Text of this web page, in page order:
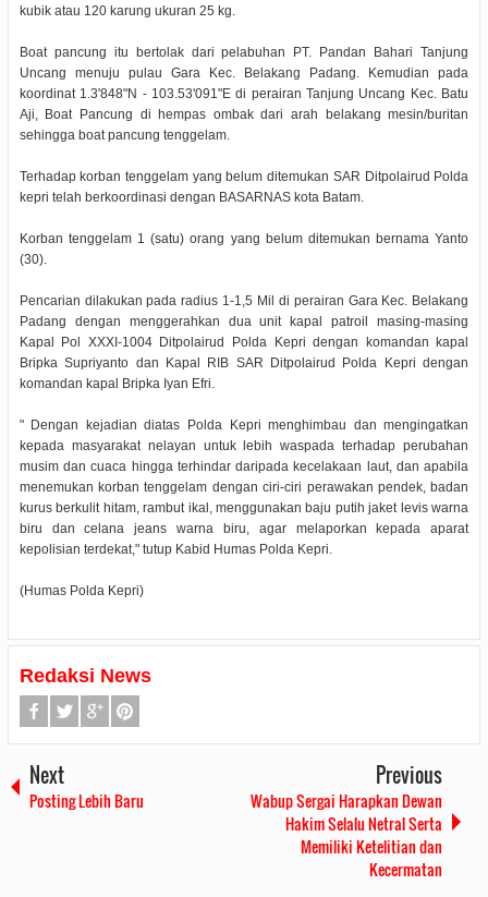
kubik atau 120 karung ukuran 25 kg.
Boat pancung itu bertolak dari pelabuhan PT. Pandan Bahari Tanjung
Uncang menuju pulau Gara Kec. Belakang Padang. Kemudian pada
koordinat 1.3'848"N - 103.53'091"E di perairan Tanjung Uncang Kec. Batu
Aji, Boat Pancung di hempas ombak dari arah belakang mesin/buritan
sehingga boat pancung tenggelam.
Terhadap korban tenggelam yang belum ditemukan SAR Ditpolairud Polda
kepri telah berkoordinasi dengan BASARNAS kota Batam.
Korban tenggelam 1 (satu) orang yang belum ditemukan bernama Yanto
(30).
Pencarian dilakukan pada radius 1-1,5 Mil di perairan Gara Kec. Belakang
Padang dengan menggerahkan dua unit kapal patroil masing-masing
Kapal Pol XXXI-1004 Ditpolairud Polda Kepri dengan komandan kapal
Bripka Supriyanto dan Kapal RIB SAR Ditpolairud Polda Kepri dengan
komandan kapal Bripka Iyan Efri.
" Dengan kejadian diatas Polda Kepri menghimbau dan mengingatkan
kepada masyarakat nelayan untuk lebih waspada terhadap perubahan
musim dan cuaca hingga terhindar daripada kecelakaan laut, dan apabila
menemukan korban tenggelam dengan ciri-ciri perawakan pendek, badan
kurus berkulit hitam, rambut ikal, menggunakan baju putih jaket levis warna
biru dan celana jeans warna biru, agar melaporkan kepada aparat
kepolisian terdekat," tutup Kabid Humas Polda Kepri.
(Humas Polda Kepri)
Redaksi News
Next
Posting Lebih Baru
Previous
Wabup Sergai Harapkan Dewan
Hakim Selalu Netral Serta
Memiliki Ketelitian dan
Kecermatan